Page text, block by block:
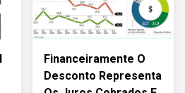
Financeiramente O
Desconto Representa